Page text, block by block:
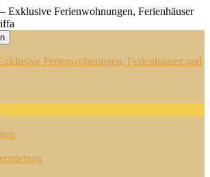
Ferienwohnungen, Ferienhäuser und